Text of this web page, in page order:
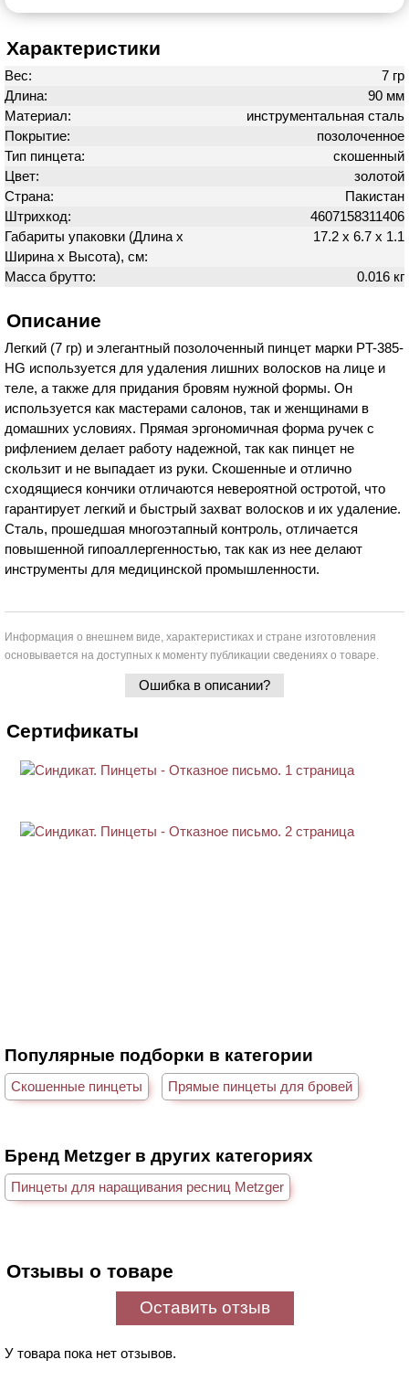
Характеристики
Вес:
7 гр
Длина:
90 мм
Материал:
инструментальная сталь
Покрытие:
позолоченное
Тип пинцета:
скошенный
Цвет:
золотой
Страна:
Пакистан
Штрихкод:
4607158311406
Габариты упаковки (Длина х
Ширина х Высота), см:
17.2 х 6.7 х 1.1
Масса брутто: 0.016 кг
Описание
Легкий (7 гр) и элегантный позолоченный пинцет марки PT-385-
HG используется для удаления лишних волосков на лице и
теле, а также для придания бровям нужной формы. Он
используется как мастерами салонов, так и женщинами в
домашних условиях. Прямая эргономичная форма ручек с
рифлением делает работу надежной, так как пинцет не
скользит и не выпадает из руки. Скошенные и отлично
сходящиеся кончики отличаются невероятной остротой, что
гарантирует легкий и быстрый захват волосков и их удаление.
Сталь, прошедшая многоэтапный контроль, отличается
повышенной гипоаллергенностью, так как из нее делают
инструменты для медицинской промышленности.
Информация о внешнем виде, характеристиках и стране изготовления
основывается на доступных к моменту публикации сведениях о товаре.
Ошибка в описании?
Сертификаты
Популярные подборки в категории
Скошенные пинцеты Прямые пинцеты для бровей
Бренд Metzger в других категориях
Пинцеты для наращивания ресниц Metzger
Отзывы о товаре
Оставить отзыв
У товара пока нет отзывов.